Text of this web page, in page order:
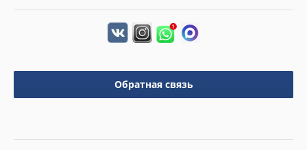
Обратная связь